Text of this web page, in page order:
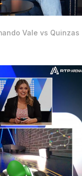
Vale vs Quinzas